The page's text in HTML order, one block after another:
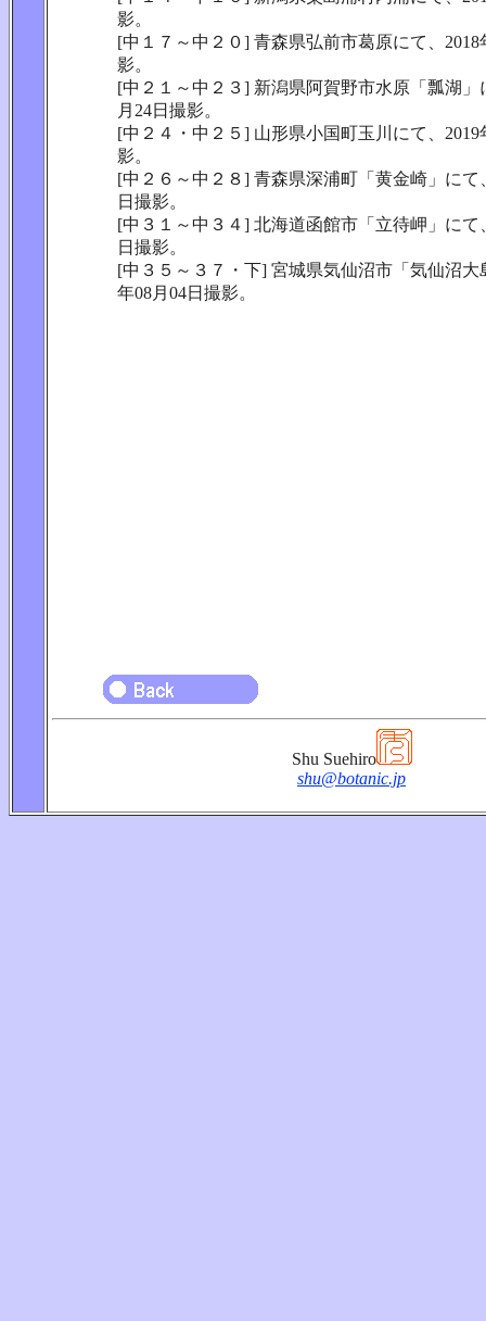
影。
[中１７～中２０] 青森県弘前市葛原にて、2018
影。
[中２１～中２３] 新潟県阿賀野市水原「瓢湖」
月24日撮影。
[中２４・中２５] 山形県小国町玉川にて、2019
影。
[中２６～中２８] 青森県深浦町「黄金崎」にて
日撮影。
[中３１～中３４] 北海道函館市「立待岬」にて
日撮影。
[中３５～３７・下] 宮城県気仙沼市「気仙沼大
年08月04日撮影。
Shu Suehiro
shu@botanic.jp